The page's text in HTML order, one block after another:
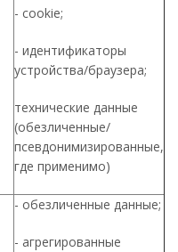
- cookie;
- идентификаторы
устройства/браузера;
технические данные
(обезличенные/
псевдонимизированные,
где применимо)
- обезличенные данные;
- агрегированные